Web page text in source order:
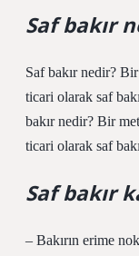
Saf bakır
Saf bakır nedir?
ticari olarak saf
bakır nedir? Bir
ticari olarak saf
Saf bakır
– Bakırın erime